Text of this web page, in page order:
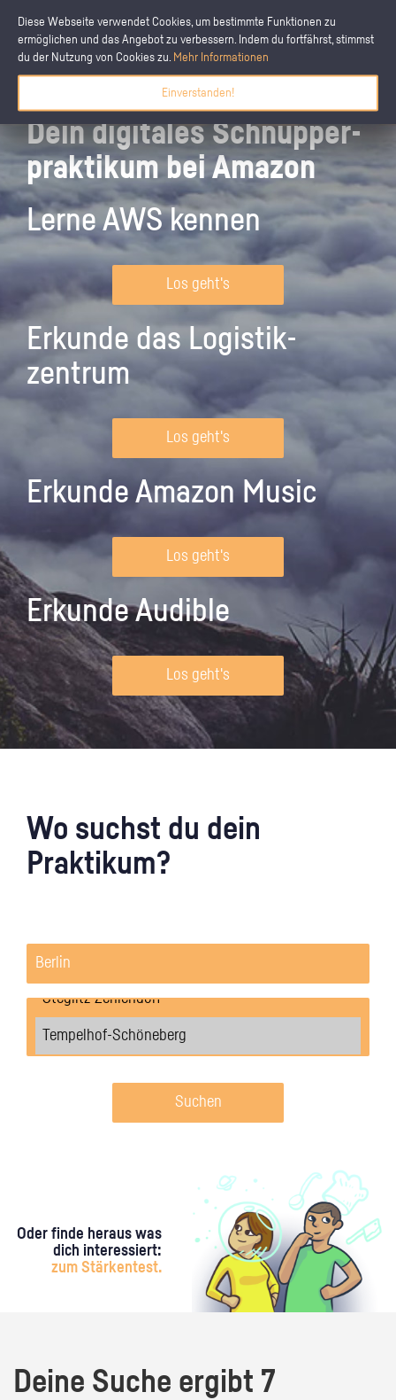
Diese Webseite verwendet Cookies, um bestimmte Funktionen zu
ermöglichen und das Angebot zu verbessern. Indem du fortfährst, stimmst
du der Nutzung von Cookies zu. Mehr Informationen
Einverstanden!
Dein digitales Schnupper­
praktikum bei Amazon
Lerne AWS kennen
Los geht's
Erkunde das Logistik­
zentrum
Los geht's
Erkunde Amazon Music
Los geht's
Erkunde Audible
Los geht's
Wo suchst du dein
Praktikum?
Suchen
Oder finde heraus was
dich interessiert:
zum Stärkentest.
Deine Suche ergibt 7